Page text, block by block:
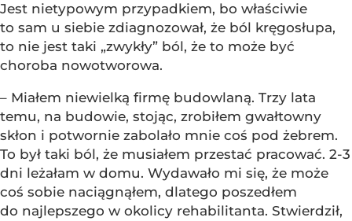
Jest nietypowym przypadkiem, bo właściwie
to sam u siebie zdiagnozował, że ból kręgosłupa,
to nie jest taki „zwykły” ból, że to może być
choroba nowotworowa.
– Miałem niewielką firmę budowlaną. Trzy lata
temu, na budowie, stojąc, zrobiłem gwałtowny
skłon i potwornie zabolało mnie coś pod żebrem.
To był taki ból, że musiałem przestać pracować. 2-3
dni leżałam w domu. Wydawało mi się, że może
coś sobie naciągnąłem, dlatego poszedłem
do najlepszego w okolicy rehabilitanta. Stwierdził,